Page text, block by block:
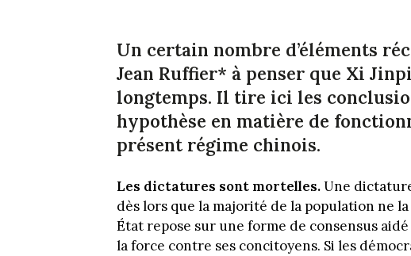
Un certain nombre d’éléments
Jean Ruffier* à penser que Xi
longtemps. Il tire ici les
hypothèse en matière de
présent régime chinois.
Les dictatures sont mortelles.Une
dès lors que la majorité de la population ne
État repose sur une forme de consensus
la force contre ses concitoyens. Si les